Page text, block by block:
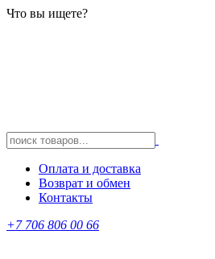
Что вы ищете?
Оплата и доставка
Возврат и обмен
Контакты
+7 706 806 00 66